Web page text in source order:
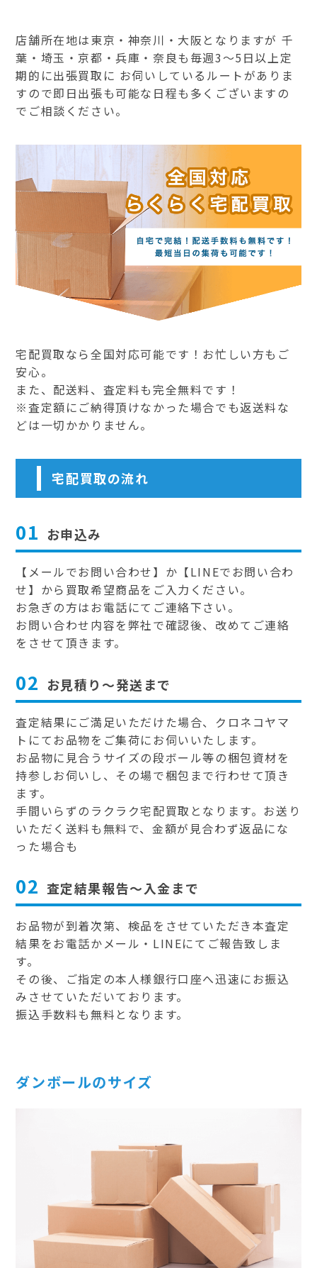
店舗所在地は東京・神奈川・大阪となりますが 千
葉・埼玉・京都・兵庫・奈良も毎週3～5日以上定
期的に出張買取に お伺いしているルートがありま
すので即日出張も可能な日程も多くございますの
でご相談ください。
宅配買取なら全国対応可能です！お忙しい方もご
安心。
また、配送料、査定料も完全無料です！
※査定額にご納得頂けなかった場合でも返送料な
どは一切かかりません。
宅配買取の流れ
01 お申込み
【メールでお問い合わせ】か【LINEでお問い合わ
せ】から買取希望商品をご入力ください。
お急ぎの方はお電話にてご連絡下さい。
お問い合わせ内容を弊社で確認後、改めてご連絡
をさせて頂きます。
02 お見積り～発送まで
査定結果にご満足いただけた場合、クロネコヤマ
トにてお品物をご集荷にお伺いいたします。
お品物に見合うサイズの段ボール等の梱包資材を
持参しお伺いし、その場で梱包まで行わせて頂き
ます。
手間いらずのラクラク宅配買取となります。お送り
いただく送料も無料で、金額が見合わず返品にな
った場合も
02 査定結果報告～入金まで
お品物が到着次第、検品をさせていただき本査定
結果をお電話かメール・LINEにてご報告致しま
す。
その後、ご指定の本人様銀行口座へ迅速にお振込
みさせていただいております。
振込手数料も無料となります。
ダンボールのサイズ